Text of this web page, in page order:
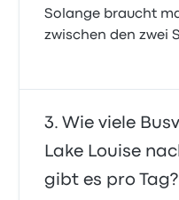
Solange braucht
zwischen den zwei
Wie viele
Lake Louise
gibt es pro Tag?